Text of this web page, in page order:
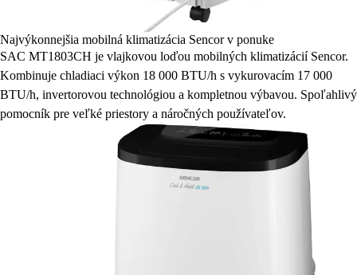
Najvýkonnejšia mobilná klimatizácia Sencor v ponuke
SAC MT1803CH je vlajkovou loďou mobilných klimatizácií Sencor.
Kombinuje chladiaci výkon 18 000 BTU/h s vykurovacím 17 000
BTU/h, invertorovou technológiou a kompletnou výbavou. Spoľahlivý
pomocník pre veľké priestory a náročných používateľov.